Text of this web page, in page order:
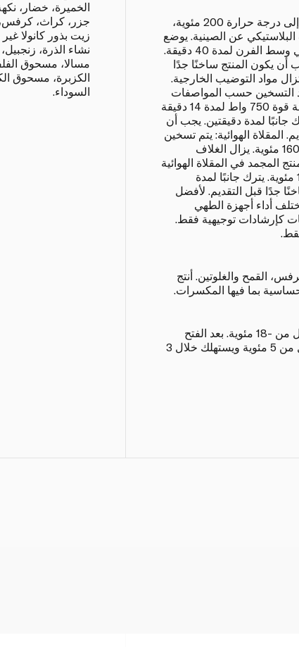
الفرن العادي: يتم تسخين الفرن إلى درجة حرارة 200 مئوية،
البلاستيكي عن الصينية. يوضع
المنتج المجمد على صينية خَبز في وسط الفرن لمدة 40 دقيقة.
أن يكون المنتج ساخنًا جدًا
مواد التوضيب الخارجية.
التسخين حسب المواصفات
أدناه: قوة 650 واط لمدة 16 دقيقة قوة 750 واط لمدة 14 دقيقة
12 دقيقة يترك جانبًا لمدة دقيقتين. يجب أن
المقلاة الهوائية: يتم تسخين
المقلاة الهوائية إلى درجة حرارة 160 مئوية. يزال الغلاف
المجمد في المقلاة الهوائية
لمدة 30 دقيقة بدرجة حرارة 160 مئوية. يترك جانبًا لمدة
جدًا قبل التقديم. لأفضل
أداء أجهزة الطهي
كإرشادات توجيهية فقط.
القمح والغلوتين. أنتج
بما فيها المكسرات.
يحفظ مجمدًا في درجة حرارة أقل من -18 مئوية. بعد الفتح
يحفظ مبردًا في درجة حرارة أقل من 5 مئوية ويستهلك خلال 3
الخميرة، خضار،
جزر، كراث،
زيت بذور كانولا
نشاء الذرة،
مسالا، مسحوق
الكزبرة، مسحوق
السوداء.